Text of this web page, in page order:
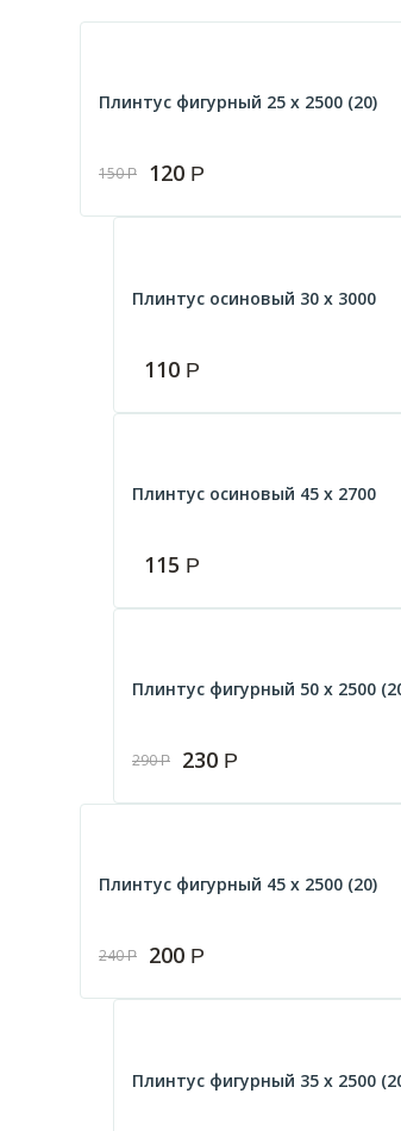
Плинтус фигурный 25 х 2500 (20)
150Р 120 Р
Плинтус осиновый 30 х 3000
110 Р
Плинтус осиновый 45 х 2700
115 Р
Плинтус фигурный 50 х 2500
290Р 230 Р
Плинтус фигурный 45 х 2500 (20)
240Р 200 Р
Плинтус фигурный 35 х 2500